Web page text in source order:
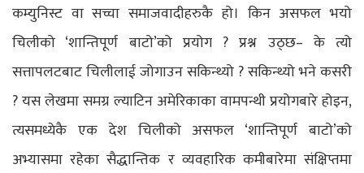
कम्युनिस्ट वा सच्चा समाजवादीहरुकै हो। किन असफल भयो
चिलीको ‘शान्तिपूर्ण बाटो’को प्रयोग ? प्रश्न उठ्छ– के त्यो
सत्तापलटबाट चिलीलाई जोगाउन सकिन्थ्यो ? सकिन्थ्यो भने कसरी
? यस लेखमा समग्र ल्याटिन अमेरिकाका वामपन्थी प्रयोगबारे होइन,
त्यसमध्येकै एक देश चिलीको असफल ‘शान्तिपूर्ण बाटो’को
अभ्यासमा रहेका सैद्धान्तिक र व्यवहारिक कमीबारेमा संक्षिप्तमा